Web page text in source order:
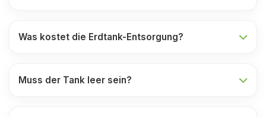
Was kostet die Erdtank-Entsorgung?
Muss der Tank leer sein?